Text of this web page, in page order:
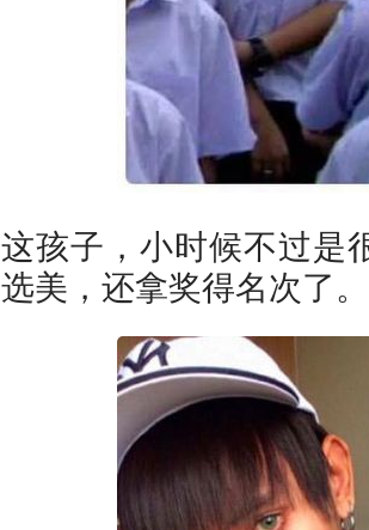
这孩子，小时候不过是
选美，还拿奖得名次了。